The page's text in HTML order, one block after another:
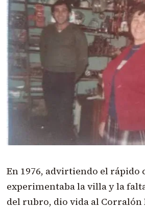
En 1976, advirtiendo el
experimentaba la villa y la
del rubro, dio vida al Corralón